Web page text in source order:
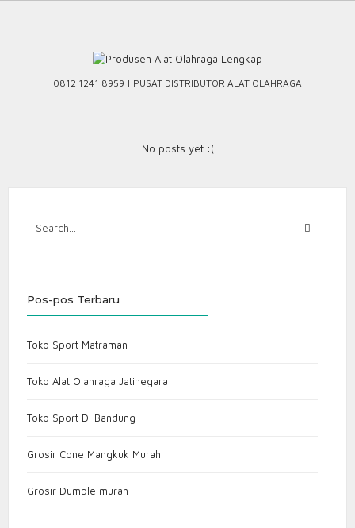
0812 1241 8959 | PUSAT DISTRIBUTOR ALAT OLAHRAGA
No posts yet :(
Pos-pos Terbaru
Toko Sport Matraman
Toko Alat Olahraga Jatinegara
Toko Sport Di Bandung
Grosir Cone Mangkuk Murah
Grosir Dumble murah